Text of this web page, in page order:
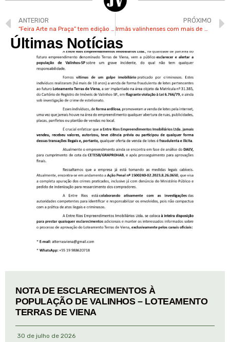
ANTERIOR PRÓXIMO
Últimas Notícias
NOTA DE ESCLARECIMENTOS À
POPULAÇÃO DE VALINHOS – LOTEAMENTO
TERRAS DE VIENA
30 de julho de 2026